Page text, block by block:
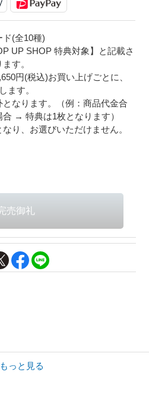
(全10種)
UP SHOP 特典対象】と記載さ
す。
円(税込)お買い上げごとに、
ます。
なります。（例：商品代金合
→ 特典は1枚となります）
り、お選びいただけません。
もっと見る